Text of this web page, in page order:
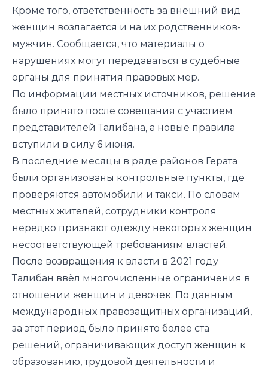
Кроме того, ответственность за внешний вид
женщин возлагается и на их родственников-
мужчин. Сообщается, что материалы о
нарушениях могут передаваться в судебные
органы для принятия правовых мер.
По информации местных источников, решение
было принято после совещания с участием
представителей Талибана, а новые правила
вступили в силу 6 июня.
В последние месяцы в ряде районов Герата
были организованы контрольные пункты, где
проверяются автомобили и такси. По словам
местных жителей, сотрудники контроля
нередко признают одежду некоторых женщин
несоответствующей требованиям властей.
После возвращения к власти в 2021 году
Талибан ввёл многочисленные ограничения в
отношении женщин и девочек. По данным
международных правозащитных организаций,
за этот период было принято более ста
решений, ограничивающих доступ женщин к
образованию, трудовой деятельности и